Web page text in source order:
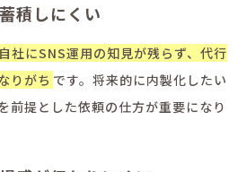
積しにくい
自社にSNS運用の知見が残らず、代行
りがち です。将来的に内製化したい
前提とした依頼の仕方が重要になり